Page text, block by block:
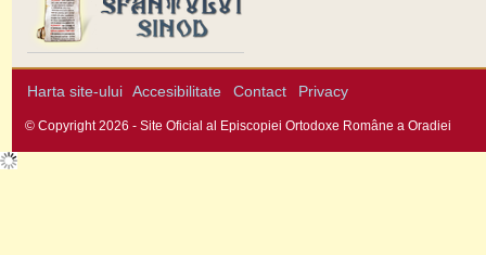
Harta site-ului Accesibilitate Contact Privacy
© Copyright 2026 - Site Oficial al Episcopiei Ortodoxe Române a Oradiei